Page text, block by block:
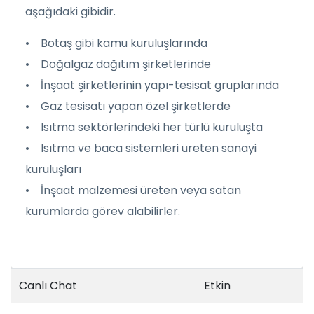
aşağıdaki gibidir.
• Botaş gibi kamu kuruluşlarında
• Doğalgaz dağıtım şirketlerinde
• İnşaat şirketlerinin yapı-tesisat gruplarında
• Gaz tesisatı yapan özel şirketlerde
• Isıtma sektörlerindeki her türlü kuruluşta
• Isıtma ve baca sistemleri üreten sanayi
kuruluşları
• İnşaat malzemesi üreten veya satan
kurumlarda görev alabilirler.
Canlı Chat Etkin